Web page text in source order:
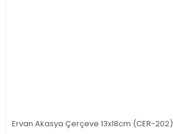
Ervan Akasya Çerçeve 13x18cm (CER-202)